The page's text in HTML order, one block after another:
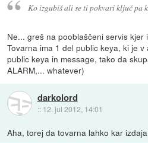
Ko izgubiš ali se ti pokvari ključ pa
Ne... greš na pooblaščeni servis
Tovarna ima 1 del public keya, ki je
public keya in message, tako da
ALARM,... whatever)
darkolord
:: 12. jul 2012, 14:01
Aha, torej da tovarna lahko kar